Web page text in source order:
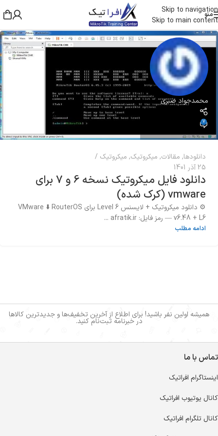
Skip to navigation
Skip to main content
منو
محمدجواد صبری
7
دانلودها, مقالات, میکروتیک, میکروتیک
25 آذر 1401
دانلود فایل میکروتیک نسخه 6 و 7 برای
vmware (کرک شده)
⚙️ دانلود میکروتیک + لایسنس Level 6 برای VMware ⬇️ RouterOS
v6.48 + L6 — رمز فایل: afratik.ir ...
ادامه مطلب
همیشه اولین نفر باشید! برای اطلاع از آخرین تخفیف‌ها و جدیدترین کالاها
در خبرنامه ثبت‌نام کنید.
تماس با ما
اینستاگرام افراتیک
کانال یوتیوب افراتیک
کانال تلگرام افراتیک